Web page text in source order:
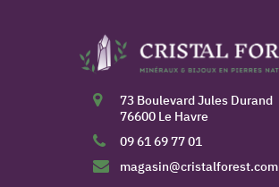
73 Boulevard Jules Durand
76600 Le Havre
09 61 69 77 01
magasin@cristalforest.com